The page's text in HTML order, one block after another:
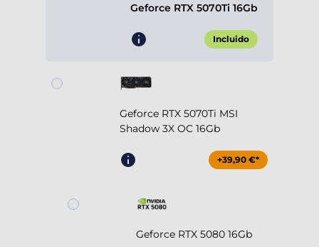
Geforce RTX 5070Ti 16Gb
Incluido
Geforce RTX 5070Ti MSI
Shadow 3X OC 16Gb
+39,90 €*
Geforce RTX 5080 16Gb